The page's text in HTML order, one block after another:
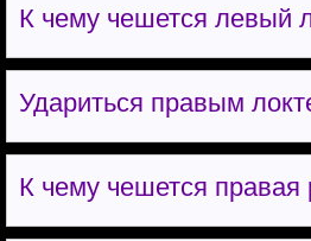
К чему чешется левый
Удариться правым
К чему чешется правая